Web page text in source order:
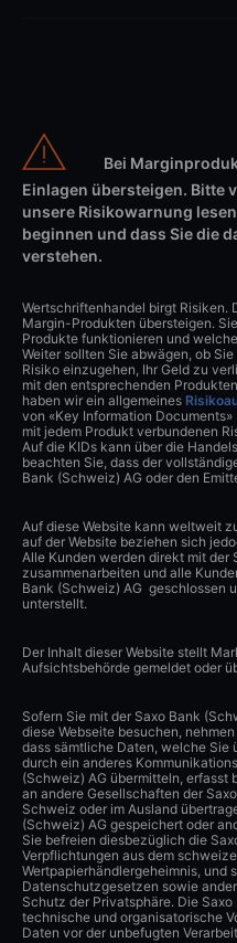
Bei
Einlagen übersteigen. Bitte
unsere Risikowarnung
beginnen und dass Sie die
verstehen.
Wertschriftenhandel birgt Risiken.
Margin-Produkten übersteigen.
Produkte funktionieren und
Weiter sollten Sie abwägen, ob
Risiko einzugehen, Ihr Geld zu
mit den entsprechenden
haben wir ein allgemeines
von «Key Information
mit jedem Produkt verbundenen
Auf die KIDs kann über die
beachten Sie, dass der
Bank (Schweiz) AG oder den
Auf diese Website kann weltweit
auf der Website beziehen sich
Alle Kunden werden direkt mit der
zusammenarbeiten und alle
Bank (Schweiz) AG geschlossen
unterstellt.
Der Inhalt dieser Website stellt
Aufsichtsbehörde gemeldet oder
Sofern Sie mit der Saxo Bank
diese Webseite besuchen,
dass sämtliche Daten, welche Sie
durch ein anderes
(Schweiz) AG übermitteln,
an andere Gesellschaften der
Schweiz oder im Ausland
(Schweiz) AG gespeichert oder
Sie befreien diesbezüglich die
Verpflichtungen aus dem
Wertpapierhändlergeheimnis, und
Datenschutzgesetzen sowie
Schutz der Privatsphäre. Die
technische und organisatorische
Daten vor der unbefugten